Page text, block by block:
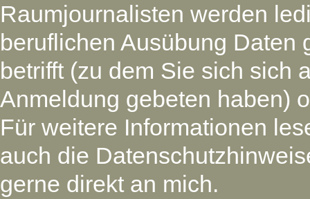
Raumjournalisten werden
beruflichen Ausübung Daten
betrifft (zu dem Sie sich sich
Anmeldung gebeten haben)
Für weitere Informationen
auch die
gerne direkt an mich.